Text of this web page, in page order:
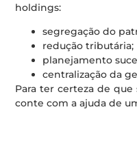
holdings:
segregação do
redução tributária;
planejamento
centralização da
Para ter certeza de
conte com a ajuda de